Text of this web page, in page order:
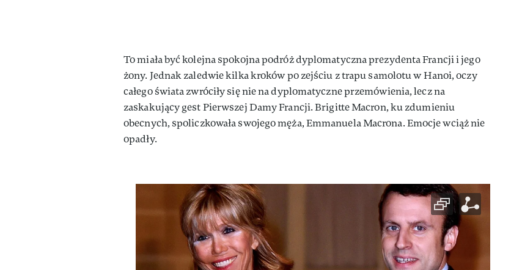
To miała być kolejna spokojna podróż dyplomatyczna prezydenta Francji i jego
żony. Jednak zaledwie kilka kroków po zejściu z trapu samolotu w Hanoi, oczy
całego świata zwróciły się nie na dyplomatyczne przemówienia, lecz na
zaskakujący gest Pierwszej Damy Francji. Brigitte Macron, ku zdumieniu
obecnych, spoliczkowała swojego męża, Emmanuela Macrona. Emocje wciąż nie
opadły.